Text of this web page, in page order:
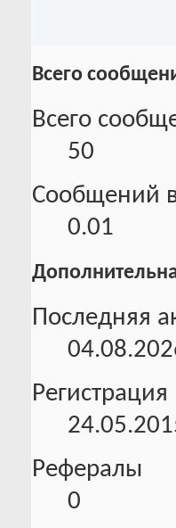
Всего
Всего
50
Сообщений
0.01
Последняя
Регистрация
Рефералы
0